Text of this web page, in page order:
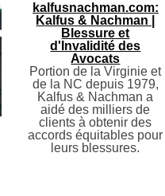
kalfusnachman.com:
Kalfus & Nachman |
Blessure et
d'Invalidité des
Avocats
Portion de la Virginie et
de la NC depuis 1979,
Kalfus & Nachman a
aidé des milliers de
clients à obtenir des
accords équitables pour
leurs blessures.